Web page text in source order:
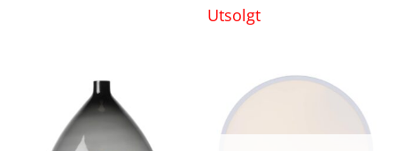
Utsolgt